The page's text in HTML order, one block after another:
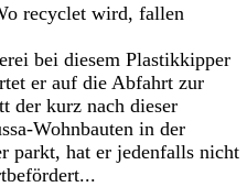
recyclet wird, fallen
bei diesem Plastikkipper
er auf die Abfahrt zur
der kurz nach dieser
Wohnbauten in der
parkt, hat er jedenfalls nicht